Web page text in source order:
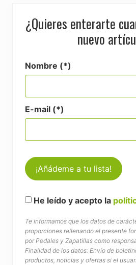
¿Quieres enterarte
nuevo
Nombre (*)
E-mail (*)
He leído y acepto la
Te informamos que los datos de
proporciones rellenando el presente
por Pedales y Zapatillas como
Finalidad de los datos: Envío de
productos, noticias y ofertas si el